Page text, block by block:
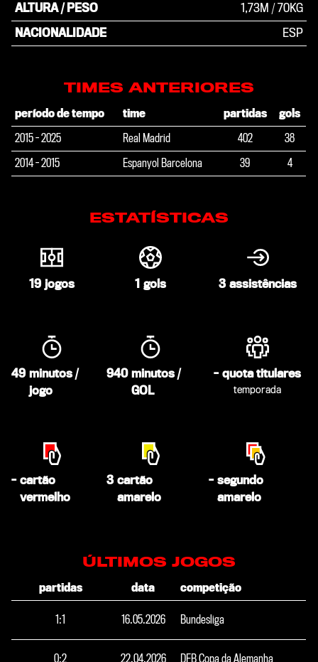
ALTURA / PESO
1,73M /70KG
NACIONALIDADE
ESP
TIMES ANTERIORES
período de tempo time partidas
gols
2015 - 2025
Real Madrid 402
38
2014 - 2015
Espanyol Barcelona 39 4
ESTATÍSTICAS
19 jogos 1 gols 3 assistências
49 minutos /
jogo
940 minutos /
GOL
- quota titulares
temporada
- cartão
vermelho
3 cartão
amarelo
- segundo
amarelo
ÚLTIMOS JOGOS
partidas data competição
1:1 16.05.2026 Bundesliga
0:2 22.04.2026 DFB Copa da Alemanha